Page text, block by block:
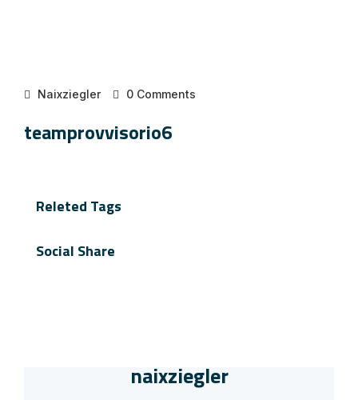
Naixziegler 0 Comments
teamprovvisorio6
Releted Tags
Social Share
naixziegler